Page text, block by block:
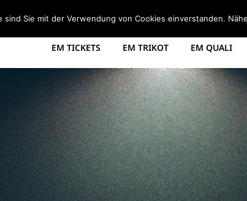
STARTSEITE EM 2008 TABELLE EM 2012
EM TICKETS EM TRIKOT EM QUALI
Sie mit der Verwendung von Cookies einverstanden.